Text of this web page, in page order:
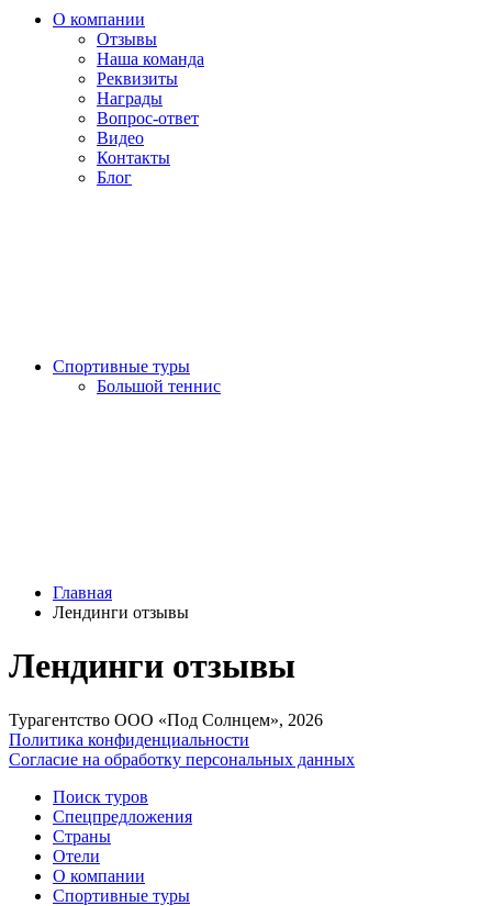
О компании
Отзывы
Наша команда
Реквизиты
Награды
Вопрос-ответ
Видео
Контакты
Блог
Спортивные туры
Большой теннис
Главная
Лендинги отзывы
Лендинги отзывы
Турагентство ООО «Под Солнцем», 2026
Политика конфиденциальности
Согласие на обработку персональных данных
Поиск туров
Спецпредложения
Страны
Отели
О компании
Спортивные туры